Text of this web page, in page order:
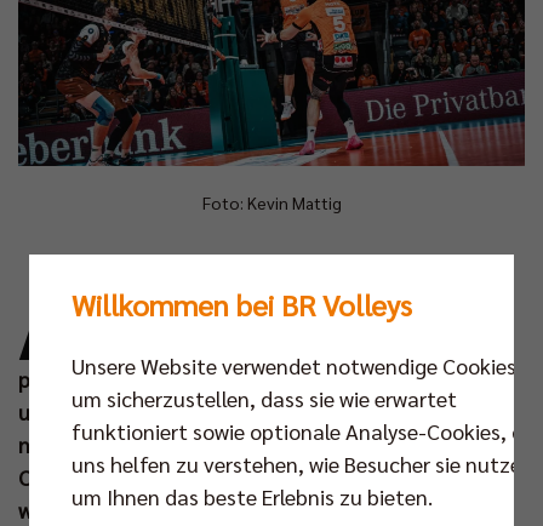
Foto: Kevin Mattig
A Berliner Publikum ein echter Klassiker der
powervolleys Düren möchten am Samstag (25. Jan
um 18.00 Uhr) die Max-Schmeling-Halle erobern,
nachdem sie zuletzt zwei beeindruckende
Comeback-Erfolge feiern konnten. Diesem Versuch
wird sich der ungeschlagene Tabellenführer aus der
Willkommen bei BR Volleys
Unsere Website verwendet notwendige Cookies,
um sicherzustellen, dass sie wie erwartet
funktioniert sowie optionale Analyse-Cookies, die
uns helfen zu verstehen, wie Besucher sie nutzen,
um Ihnen das beste Erlebnis zu bieten.